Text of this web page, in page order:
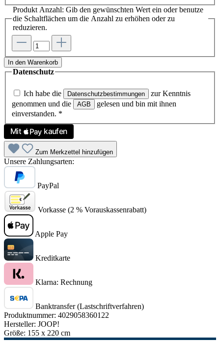
Produkt Anzahl: Gib den gewünschten Wert ein oder benutze
die Schaltflächen um die Anzahl zu erhöhen oder zu
reduzieren.
In den Warenkorb
Datenschutz
Ich habe die Datenschutzbestimmungen
zur Kenntnis
genommen und die
AGB
gelesen und bin mit ihnen
einverstanden. *
Zum Merkzettel hinzufügen
Unsere Zahlungsarten:
PayPal
Vorkasse (2 % Vorauskassenrabatt)
Apple Pay
Kreditkarte
Klarna: Rechnung
Banktransfer (Lastschriftverfahren)
Produktnummer: 4029058360122
Hersteller: JOOP!
Größe: 155 x 220 cm